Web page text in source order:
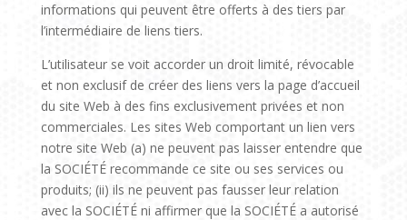
informations qui peuvent être offerts à des tiers par
l’intermédiaire de liens tiers.
L’utilisateur se voit accorder un droit limité, révocable
et non exclusif de créer des liens vers la page d’accueil
du site Web à des fins exclusivement privées et non
commerciales. Les sites Web comportant un lien vers
notre site Web (a) ne peuvent pas laisser entendre que
la SOCIÉTÉ recommande ce site ou ses services ou
produits; (ii) ils ne peuvent pas fausser leur relation
avec la SOCIÉTÉ ni affirmer que la SOCIÉTÉ a autorisé